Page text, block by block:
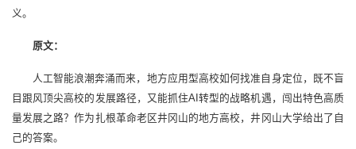
义。
原文：
人工智能浪潮奔涌而来，地方应用型高校如何找准自身定位，既不盲
目跟风顶尖高校的发展路径，又能抓住AI转型的战略机遇，闯出特色高质
量发展之路？作为扎根革命老区井冈山的地方高校，井冈山大学给出了自
己的答案。